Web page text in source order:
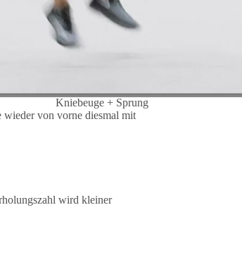
Kniebeuge + Sprung
wieder von vorne diesmal mit
wird kleiner